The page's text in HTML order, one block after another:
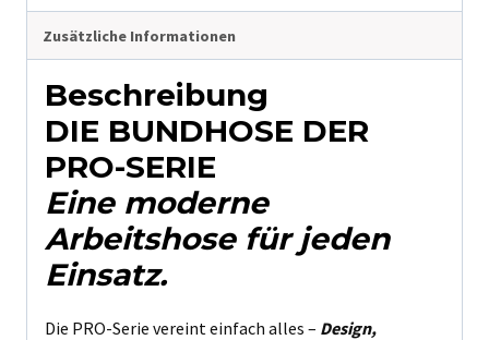
Zusätzliche Informationen
Beschreibung
DIE BUNDHOSE DER
PRO-SERIE
Eine moderne
Arbeitshose für jeden
Einsatz.
Die PRO-Serie vereint einfach alles – Design,